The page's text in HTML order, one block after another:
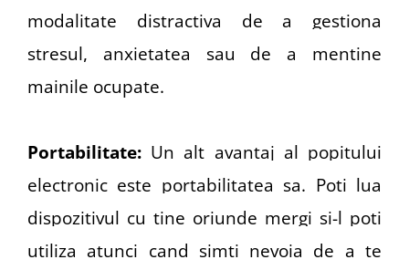
modalitate distractiva de a gestiona
stresul, anxietatea sau de a mentine
mainile ocupate.
Portabilitate: Un alt avantaj al popitului
electronic este portabilitatea sa. Poti lua
dispozitivul cu tine oriunde mergi si-l poti
utiliza atunci cand simti nevoia de a te